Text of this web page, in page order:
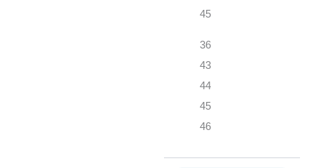
45
36
43
44
45
46